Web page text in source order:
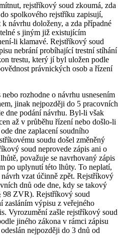
rejstříkový soud zkoumá, zda
spolkového rejstříku zapisují,
návrhu doloženy, a zda případné
s jiným již existujícím
li klamavé. Rejstříkový soud
nebrání probíhající trestní stíhání
trestu, který jí byl uložen podle
právnických osob a řízení
rozhodne o návrhu usnesením
jinak nejpozději do 5 pracovních
dne podání návrhu. Byl-li však
až v průběhu řízení nebo došlo-li
dne zaplacení soudního
soudu došel změněný
soud neprovede zápis ani o
považuje se navrhovaný zápis
po uplynutí této lhůty. To neplatí,
vzat účinně zpět. Rejstříkový
dnů ode dne, kdy se takový
98 ZVR). Rejstříkový soud
zasláním výpisu z veřejného
Vyrozumění zašle rejstříkový soud
jiného zákona v rámci zápisu
nejpozději do 3 dnů od